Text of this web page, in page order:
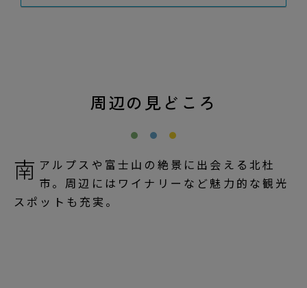
周辺の見どころ
南 アルプスや富士山の絶景に出会える北杜
市。周辺にはワイナリーなど魅力的な観光
スポットも充実。
リゾートマップ